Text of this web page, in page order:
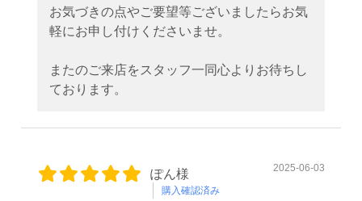
お気づきの点やご要望等ございましたらお気
軽にお申し付けくださいませ。
またのご来店をスタッフ一同心よりお待ちし
ております。
ぽん様
購入確認済み
2025-06-03